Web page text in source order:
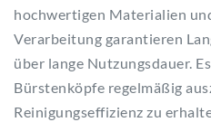
hochwertigen Materialien
Verarbeitung garantieren
über lange Nutzungsdauer.
Bürstenköpfe regelmäßig
Reinigungseffizienz zu